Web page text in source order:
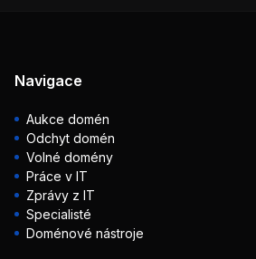
Navigace
Aukce domén
Odchyt domén
Volné domény
Práce v IT
Zprávy z IT
Specialisté
Doménové nástroje